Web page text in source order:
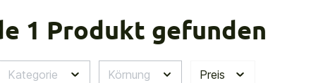
1 Produkt gefunden
Kategorie Körnung Preis